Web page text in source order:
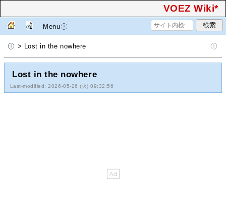
VOEZ Wiki*
Menu
> Lost in the nowhere
Lost in the nowhere
Last-modified: 2026-05-26 (火) 09:32:56